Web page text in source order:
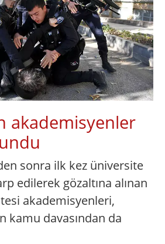
akademisyenler
sonra ilk kez üniversite
edilerek gözaltına alınan
akademisyenleri,
kamu davasından da